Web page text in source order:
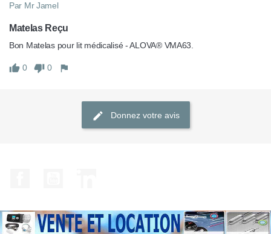
Par Mr Jamel
Matelas Reçu
Bon Matelas pour lit médicalisé - ALOVA® VMA63.
0 0
Donnez votre avis